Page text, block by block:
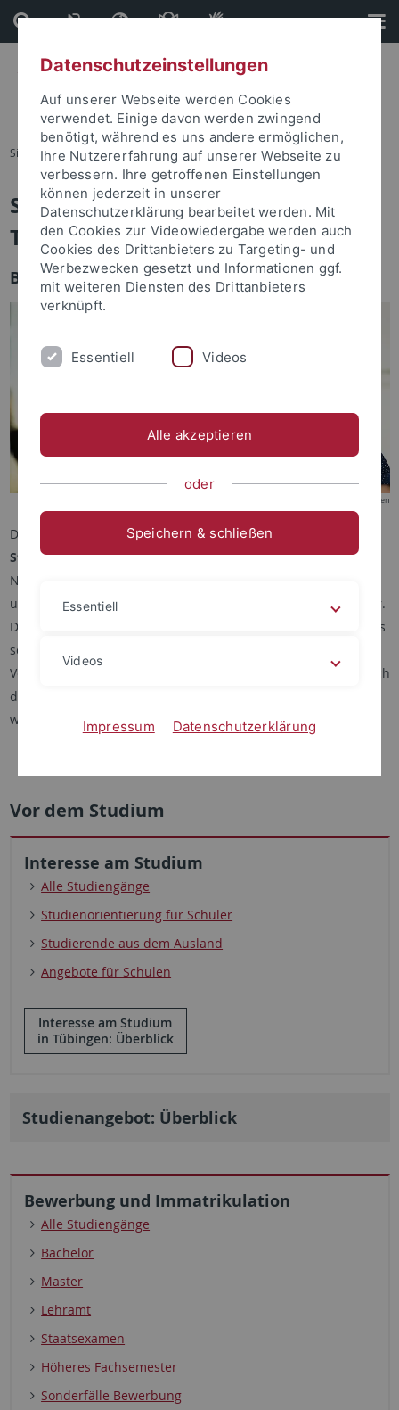
Direkt
zum
Inhalt
Direkt
zur
Fußleiste
Sie sind hier: Startseite Studium
Studium an der Universität
Tübingen
Beratung und Information
© Foto: Jörg Jäger / Universität Tübingen
Die Universität Tübingen bietet mehr als200 verschiedene
Studiengänge, von der Ägyptologie bis zu den Zellulären
Neurowissenschaften. Unser Lehrangebot spiegelt das breite
und interdisziplinäre Spektrum der Tübinger Forschung wider.
Denn forschendes Lernen ist eines unserer Prinzipien und das
schon in frühen Phasen des Studiums. Doch nicht nur die
Vermittlung von Fachwissen liegt uns am Herzen, sondern auch
die Vermittlung von überfachlichen Kompetenzen. Denn wir
wollen Menschen bilden.
Vor dem Studium
Interesse am Studium
Alle Studiengänge
Studienorientierung für Schüler
Studierende aus dem Ausland
Angebote für Schulen
Interesse am Studium
in Tübingen: Überblick
Studienangebot: Überblick
Bewerbung und Immatrikulation
Alle Studiengänge
Bachelor
Master
Lehramt
Staatsexamen
Höheres Fachsemester
Sonderfälle Bewerbung
Datenschutzeinstellungen
Auf unserer Webseite werden Cookies
verwendet. Einige davon werden zwingend
benötigt, während es uns andere ermöglichen,
Ihre Nutzererfahrung auf unserer Webseite zu
verbessern. Ihre getroffenen Einstellungen
können jederzeit in unserer
Datenschutzerklärung bearbeitet werden. Mit
den Cookies zur Videowiedergabe werden auch
Cookies des Drittanbieters zu Targeting- und
Werbezwecken gesetzt und Informationen ggf.
mit weiteren Diensten des Drittanbieters
verknüpft.
Essentiell Videos
Alle akzeptieren
oder
Speichern & schließen
Essentiell
Videos
Impressum Datenschutzerklärung